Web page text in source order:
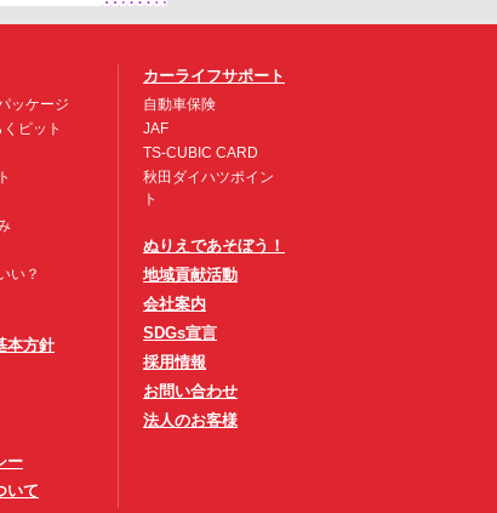
ッケージ
ピット
い？
本方針
ー
いて
カーライフサポート
自動車保険
JAF
TS-CUBIC CARD
秋田ダイハツポイン
ト
ぬりえであそぼう！
地域貢献活動
会社案内
SDGs宣言
採用情報
お問い合わせ
法人のお客様